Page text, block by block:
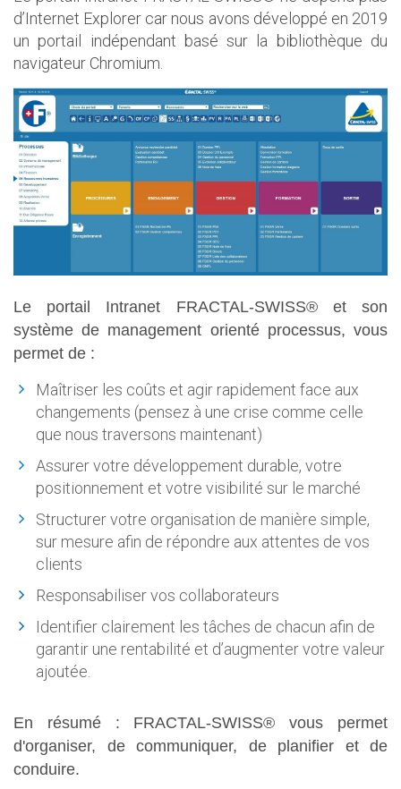
d’Internet Explorer car nous avons développé en 2019
un portail indépendant basé sur la bibliothèque du
navigateur Chromium.
Le portail Intranet FRACTAL-SWISS® et son
système de management orienté processus, vous
permet de :
Maîtriser les coûts et agir rapidement face aux
changements (pensez à une crise comme celle
que nous traversons maintenant)
Assurer votre développement durable, votre
positionnement et votre visibilité sur le marché
Structurer votre organisation de manière simple,
sur mesure afin de répondre aux attentes de vos
clients
Responsabiliser vos collaborateurs
Identifier clairement les tâches de chacun afin de
garantir une rentabilité et d’augmenter votre valeur
ajoutée.
En résumé : FRACTAL-SWISS® vous permet
d'organiser, de communiquer, de planifier et de
conduire.